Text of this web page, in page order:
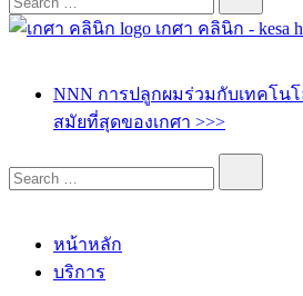
NNN การปลูกผมร่วมกับเทคโน
สมัยที่สุดของเกศา >>>
หน้าหลัก
บริการ